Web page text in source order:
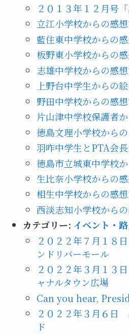
２０１３年１２月号「
立江小学校からの感
藍住東中学校からの
板野東小学校からの
志雄中学校からの感
上野台中学生からの
野田中学校からの感
片山津中学校保護者
徳島文理小学校から
羽咋中学生とPTA会
徳島市立城東中学校
生比奈小学校からの
相生中学校からの感
西淡志知小学校から
カテゴリー: イベント・
２０２２年７月１８
ンドリバーモール
２０２２年３月１３
ャナルタウン広場
Can you hear,
２０２２年３月６日
ド